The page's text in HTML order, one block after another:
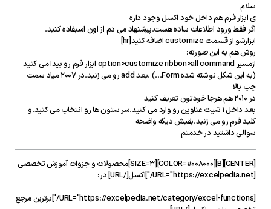
سلام
ی ابزار فرم هم داخل خود اکسل وجود داره
اگر فقط ورود اطلاعات ساده هست.پیشنهاد می دم از اون اسبفاده کنید.
ابزارشو از قسمت customize اضافه کنید[hr]
روش هم به این صورته:
ازمسیر option>customize ribbon>all command ابزار فرم رو پیدا می کنید
(به این شکل نوشته شده Form...) .بعد add رو می زنید.در 2007 میاد سمت
چپ بالا
در 2010 هم هرجا خودتون تعریف کنید
بعد داخل 1 شیت عناوین رو وارد می کنید.سر ستون ها رو انتخاب می کنید.و
کلید فرم رو می زنید.بقیش دیگه واضحه
سوالی داشتید در خدمتم
[CENTER][B][COLOR=#008000][SIZE=3]محصولات و جزوات آموزش تخصصی
[URL="https://excelpedia.net/"]اکسل[/URL] در:
[URL="https://excelpedia.net/category/excel-functions/"]برترین مرجع